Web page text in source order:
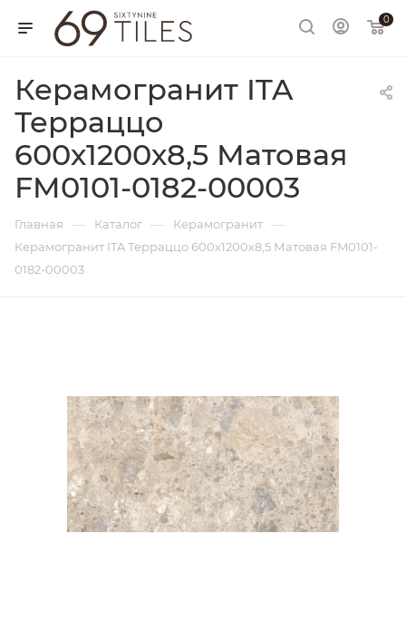
0
Керамогранит ITA
Терраццо
600х1200х8,5 Матовая
FM0101-0182-00003
Главная — Каталог — Керамогранит —
Керамогранит ITA Терраццо 600х1200х8,5 Матовая FM0101-
0182-00003